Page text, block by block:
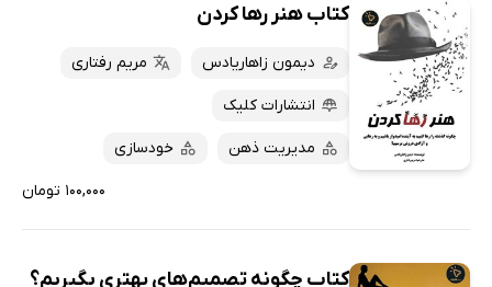
کتاب هنر رها کردن
دیمون زاهاریادس مریم رفتاری
انتشارات کلیک
مدیریت ذهن خودسازی
۱۰۰,۰۰۰ تومان
کتاب چگونه تصمیم‌های بهتری بگیریم؟